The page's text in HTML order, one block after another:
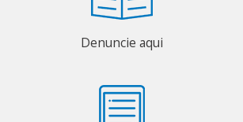
Denuncie aqui